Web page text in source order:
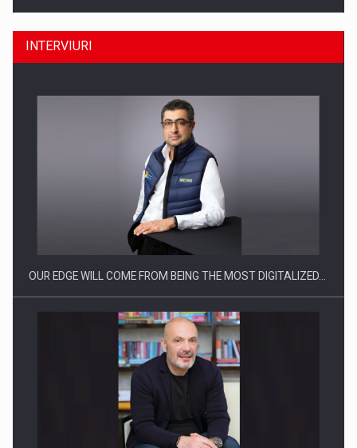
CEO Conference - Shaping The Future - Technology and…
Webinar - Business Evolution-RETHINK STRATEGY-Finantare
Investitii Digitalizare
INTERVIURI
OUR EDGE WILL COME FROM BEING THE MOST DIGITALIZED…